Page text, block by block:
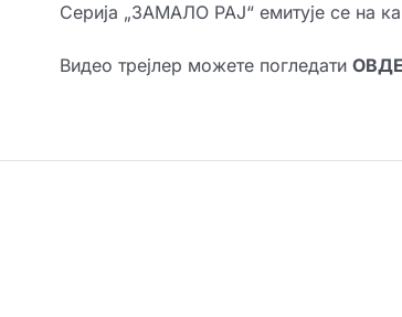
Серија „ЗАМАЛО РАЈ“ емитује се на
Видео трејлер можете погледати ОВДЕ